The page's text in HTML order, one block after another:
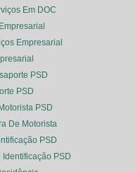
Em DOC
Empresarial
PSD
PSD
PSD
De Motorista
PSD
Identificação PSD